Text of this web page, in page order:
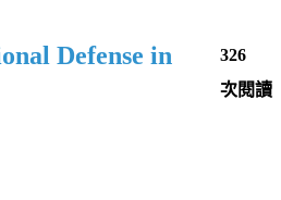
326
次閱讀
Defense in